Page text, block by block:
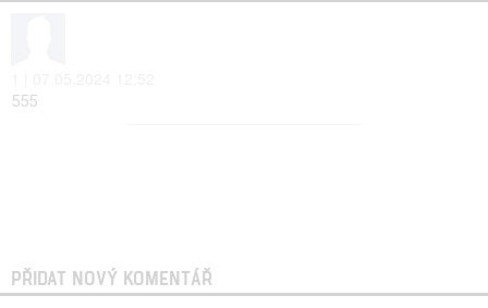
555
PŘIDAT NOVÝ KOMENTÁŘ